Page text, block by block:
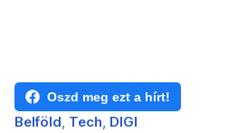
Oszd meg ezt a hírt!
Belföld Tech DIGI